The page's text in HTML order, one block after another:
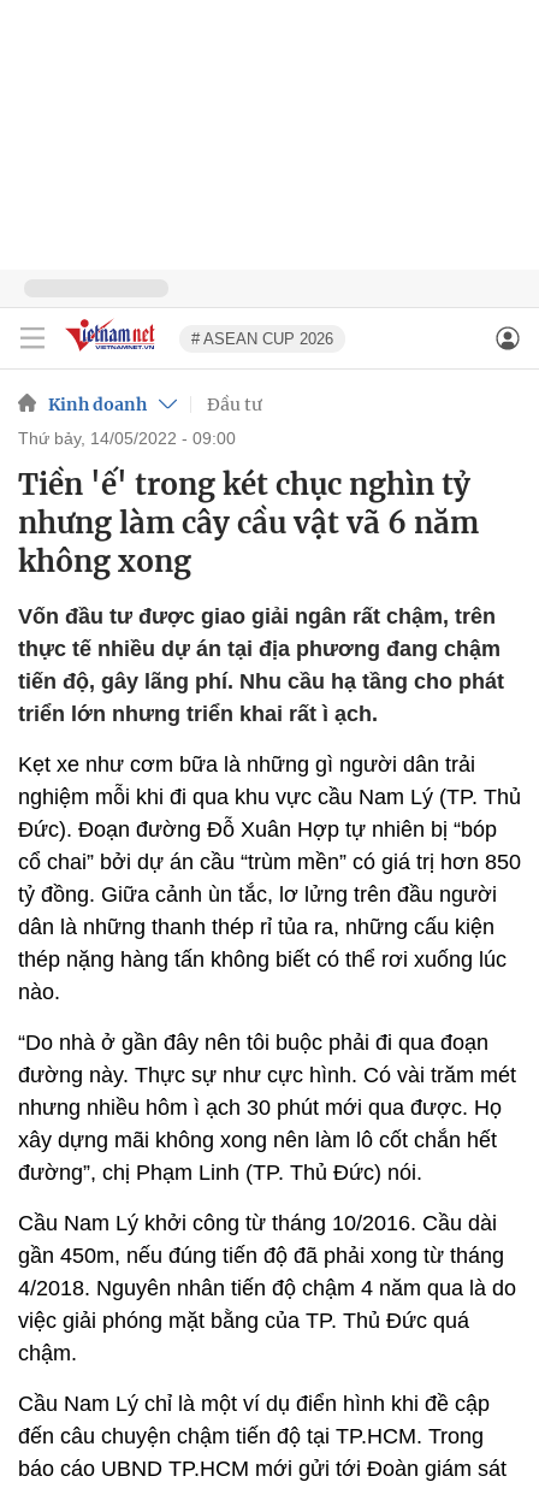
# ASEAN CUP 2026
Kinh doanh Đầu tư
thứ bảy, 14/05/2022 - 09:00
Tiền 'ế' trong két chục nghìn tỷ
nhưng làm cây cầu vật vã 6 năm
không xong
Vốn đầu tư được giao giải ngân rất chậm, trên
thực tế nhiều dự án tại địa phương đang chậm
tiến độ, gây lãng phí. Nhu cầu hạ tầng cho phát
triển lớn nhưng triển khai rất ì ạch.
Kẹt xe như cơm bữa là những gì người dân trải
nghiệm mỗi khi đi qua khu vực cầu Nam Lý (TP. Thủ
Đức). Đoạn đường Đỗ Xuân Hợp tự nhiên bị “bóp
cổ chai” bởi dự án cầu “trùm mền” có giá trị hơn 850
tỷ đồng. Giữa cảnh ùn tắc, lơ lửng trên đầu người
dân là những thanh thép rỉ tủa ra, những cấu kiện
thép nặng hàng tấn không biết có thể rơi xuống lúc
nào.
“Do nhà ở gần đây nên tôi buộc phải đi qua đoạn
đường này. Thực sự như cực hình. Có vài trăm mét
nhưng nhiều hôm ì ạch 30 phút mới qua được. Họ
xây dựng mãi không xong nên làm lô cốt chắn hết
đường”, chị Phạm Linh (TP. Thủ Đức) nói.
Cầu Nam Lý khởi công từ tháng 10/2016. Cầu dài
gần 450m, nếu đúng tiến độ đã phải xong từ tháng
4/2018. Nguyên nhân tiến độ chậm 4 năm qua là do
việc giải phóng mặt bằng của TP. Thủ Đức quá
chậm.
Cầu Nam Lý chỉ là một ví dụ điển hình khi đề cập
đến câu chuyện chậm tiến độ tại TP.HCM. Trong
báo cáo UBND TP.HCM mới gửi tới Đoàn giám sát